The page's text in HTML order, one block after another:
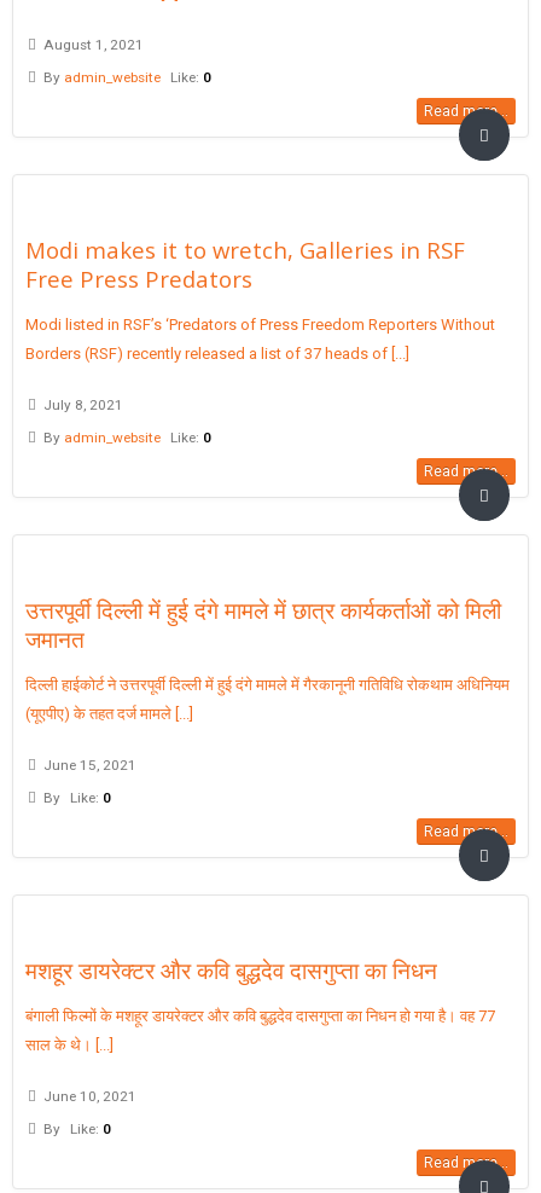
August 1, 2021
By admin_website Like: 0
Read more...
Modi makes it to wretch, Galleries in RSF
Free Press Predators
Modi listed in RSF’s ‘Predators of Press Freedom Reporters Without
Borders (RSF) recently released a list of 37 heads of [...]
July 8, 2021
By admin_website Like: 0
Read more...
उत्तरपूर्वी दिल्ली में हुई दंगे मामले में छात्र कार्यकर्ताओं को मिली
जमानत
दिल्ली हाईकोर्ट ने उत्तरपूर्वी दिल्ली में हुई दंगे मामले में गैरकानूनी गतिविधि रोकथाम अधिनियम
(यूएपीए) के तहत दर्ज मामले [...]
June 15, 2021
By
Like: 0
Read more...
मशहूर डायरेक्टर और कवि बुद्धदेव दासगुप्ता का निधन
बंगाली फिल्मों के मशहूर डायरेक्टर और कवि बुद्धदेव दासगुप्ता का निधन हो गया है। वह 77
साल के थे। [...]
June 10, 2021
By
Like: 0
Read more...